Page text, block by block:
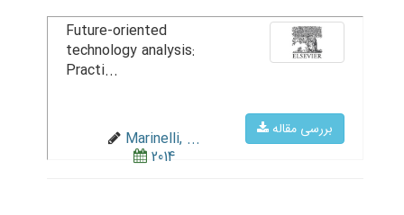
بررسی مقاله
Future-oriented
technology analysis:
Practi...
Marinelli, ...
2014